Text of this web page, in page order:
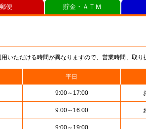
いただける時間が異なりますので、営業時間、取り
平日
9:00～17:00
9:00～16:00
郵便 貯金・ＡＴＭ